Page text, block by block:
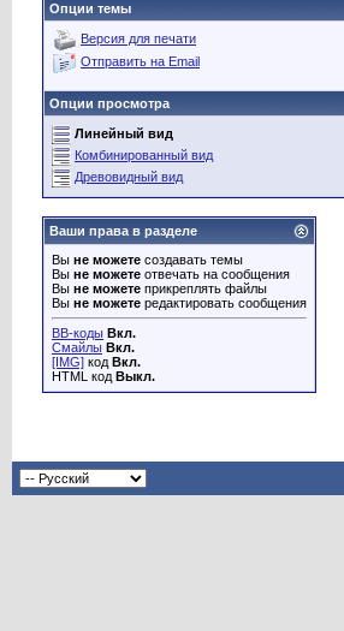
Опции темы
Версия для печати
Отправить на Email
Опции просмотра
Линейный вид
Комбинированный вид
Древовидный вид
Ваши права в разделе
Вы не можете создавать темы
Вы не можете отвечать на сообщения
Вы не можете прикреплять файлы
Вы не можете редактировать сообщения
BB-коды Вкл.
Смайлы Вкл.
[IMG] код Вкл.
HTML код Выкл.